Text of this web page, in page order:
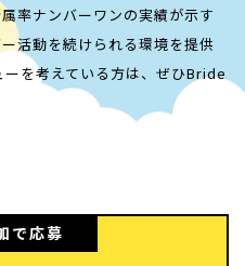
率ナンバーワンの実績が示す
活動を続けられる環境を提供
ーを考えている方は、ぜひBride
で応募